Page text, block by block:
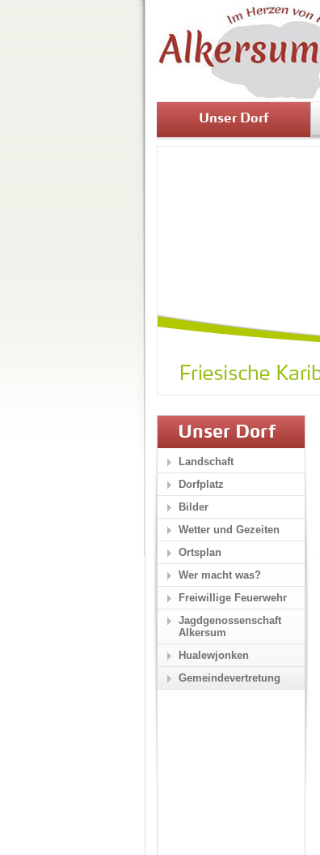
Unser Dorf
Unser Dorf
Landschaft
Dorfplatz
Bilder
Wetter und Gezeiten
Ortsplan
Wer macht was?
Freiwillige Feuerwehr
Jagdgenossenschaft
Alkersum
Hualewjonken
Gemeindevertretung